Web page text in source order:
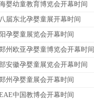
婴幼童教育博览会开幕时间
届东北孕婴童展开幕时间
孕婴童展览会开幕时间
州欧亚孕婴童博览会开幕时间
安徽孕婴童展览会开幕时间
州孕婴童展会开幕时间
中国教博会开幕时间